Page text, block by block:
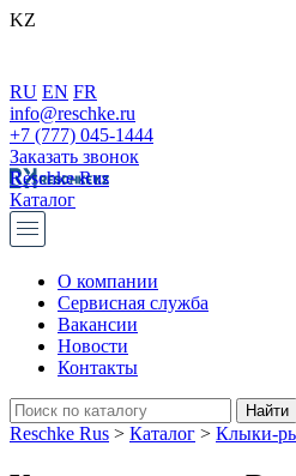
KZ
RU EN FR
info@reschke.ru
+7 (777) 045-1444
Заказать звонок
Reschke Rus
Каталог
О компании
Сервисная служба
Вакансии
Новости
Контакты
Reschke Rus > Каталог > Клыки-